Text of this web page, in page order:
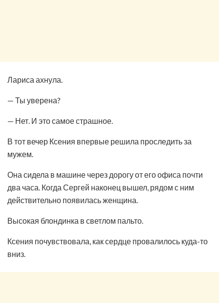
Лариса ахнула.
— Ты уверена?
— Нет. И это самое страшное.
В тот вечер Ксения впервые решила проследить за
мужем.
Она сидела в машине через дорогу от его офиса почти
два часа. Когда Сергей наконец вышел, рядом с ним
действительно появилась женщина.
Высокая блондинка в светлом пальто.
Ксения почувствовала, как сердце провалилось куда-то
вниз.